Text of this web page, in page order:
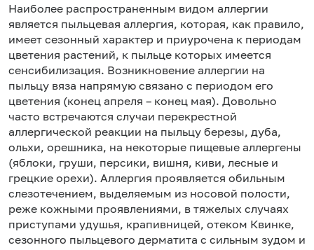
Наиболее распространенным видом аллергии
является пыльцевая аллергия, которая, как правило,
имеет сезонный характер и приурочена к периодам
цветения растений, к пыльце которых имеется
сенсибилизация. Возникновение аллергии на
пыльцу вяза напрямую связано с периодом его
цветения (конец апреля – конец мая). Довольно
часто встречаются случаи перекрестной
аллергической реакции на пыльцу березы, дуба,
ольхи, орешника, на некоторые пищевые аллергены
(яблоки, груши, персики, вишня, киви, лесные и
грецкие орехи). Аллергия проявляется обильным
слезотечением, выделяемым из носовой полости,
реже кожными проявлениями, в тяжелых случаях
приступами удушья, крапивницей, отеком Квинке,
сезонного пыльцевого дерматита с сильным зудом и